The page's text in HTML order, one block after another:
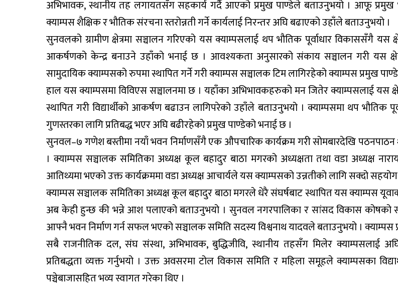
अभिभावक, स्थानीय तह लगायतसँग सहकार्य गर्दै आएको प्रमुख पाण्डेले बताउनुभयो । आफू
क्याम्पस शैक्षिक र भौतिक संरचना स्तरोन्नती गर्ने कार्यलाई निरन्तर अघि बढाएको उहाँले बताउनुभयो ।
सुनवलको ग्रामीण क्षेत्रमा सञ्चालन गरिएको यस क्याम्पसलाई थप भौतिक पूर्वाधार विकाससँगै यस
आकर्षणको केन्द्र बनाउने उहाँको भनाई छ । आवश्यकता अनुसारको संकाय सञ्चालन गरी यस
सामुदायिक क्याम्पसको रुपमा स्थापित गर्ने गरी क्याम्पस सञ्चालक टिम लागिरहेको क्याम्पस प्रमुख
हाल यस क्याम्पसमा विविएस सञ्चालनमा छ । यहाँका अभिभावकहरुको मन जितेर क्याम्पसलाई यस
स्थापित गरी विद्यार्थीको आकर्षण बढाउन लागिपरेको उहाँले बताउनुभयो । क्याम्पसमा थप भौतिक
गुणस्तरका लागि प्रतिबद्ध भएर अघि बढीरहेको प्रमुख पाण्डेको भनाई छ ।
सुनवल–७ गणेश बस्तीमा नयाँ भवन निर्माणसँगै एक औपचारिक कार्यक्रम गरी सोमबारदेखि पठनपाठन
। क्याम्पस सञ्चालक समितिका अध्यक्ष कूल बहादुर बाठा मगरको अध्यक्षता तथा वडा अध्यक्ष
आतिथ्यमा भएको उक्त कार्यक्रममा वडा अध्यक्ष आचार्यले यस क्याम्पसको उन्नतीको लागि सक्दो सहयोग
क्याम्पस सञ्चालक समितिका अध्यक्ष कूल बहादुर बाठा मगरले धेरै संघर्षबाट स्थापित यस क्याम्पस
अब केही हुन्छ की भन्ने आश पलाएको बताउनुभयो । सुनवल नगरपालिका र सांसद विकास कोषको
आफ्नै भवन निर्माण गर्न सफल भएको सञ्चालक समिति सदस्य विश्वनाथ यादवले बताउनुभयो । क्याम्पस
सबै राजनीतिक दल, संघ संस्था, अभिभावक, बुद्धिजीवि, स्थानीय तहसँग मिलेर क्याम्पसलाई
प्रतिबद्धता व्यक्त गर्नुभयो । उक्त अवसरमा टोल विकास समिति र महिला समूहले क्याम्पसका
पञ्चेबाजासहित भव्य स्वागत गरेका थिए ।